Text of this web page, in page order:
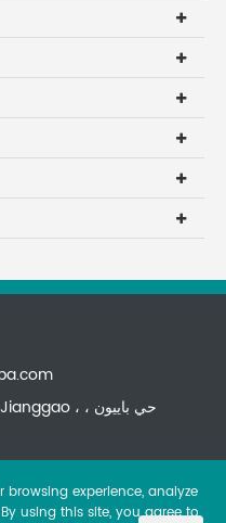
experience, analyze
using this site, you agree to